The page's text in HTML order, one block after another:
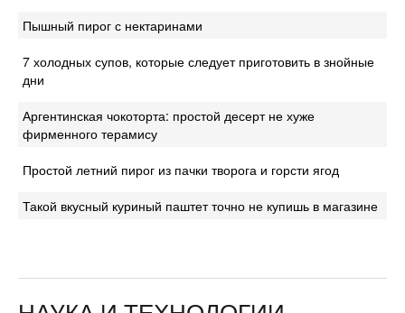
Пышный пирог с нектаринами
7 холодных супов, которые следует приготовить в знойные
дни
Аргентинская чокоторта: простой десерт не хуже
фирменного терамису
Простой летний пирог из пачки творога и горсти ягод
Такой вкусный куриный паштет точно не купишь в магазине